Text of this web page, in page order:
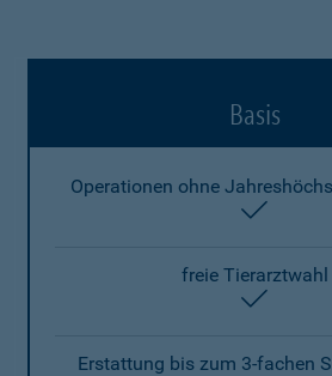
Basis
Operationen ohne
freie Tierarztwahl
Erstattung bis zum 3-fachen